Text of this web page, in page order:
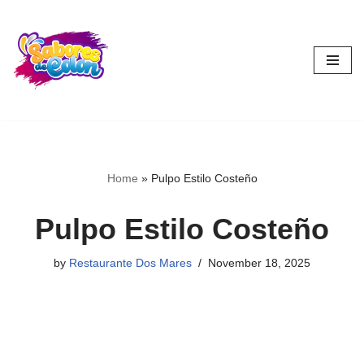
Skip
to
content
Home » Pulpo Estilo Costeño
Pulpo Estilo Costeño
by Restaurante Dos Mares November 18, 2025